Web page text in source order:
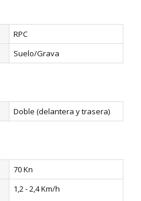
RPC
Suelo/Grava
Doble (delantera y trasera)
70 Kn
1,2 - 2,4 Km/h